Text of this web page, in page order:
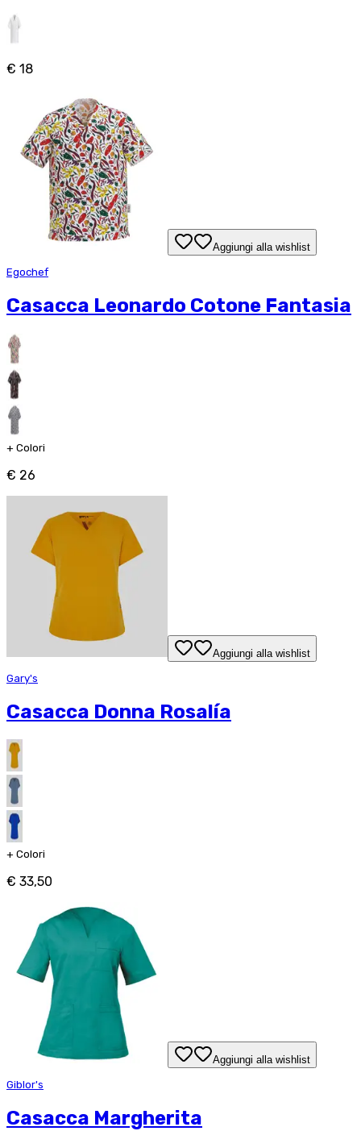
€ 18
Aggiungi alla wishlist
Egochef
Casacca Leonardo Cotone Fantasia
+ Colori
€ 26
Aggiungi alla wishlist
Gary's
Casacca Donna Rosalía
+ Colori
€ 33,50
Aggiungi alla wishlist
Giblor's
Casacca Margherita